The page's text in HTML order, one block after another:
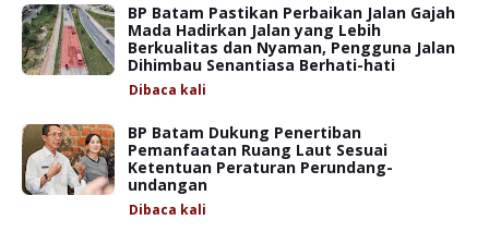
BP Batam Pastikan Perbaikan Jalan Gajah
Mada Hadirkan Jalan yang Lebih
Berkualitas dan Nyaman, Pengguna Jalan
Dihimbau Senantiasa Berhati-hati
Dibaca kali
BP Batam Dukung Penertiban
Pemanfaatan Ruang Laut Sesuai
Ketentuan Peraturan Perundang-
undangan
Dibaca kali